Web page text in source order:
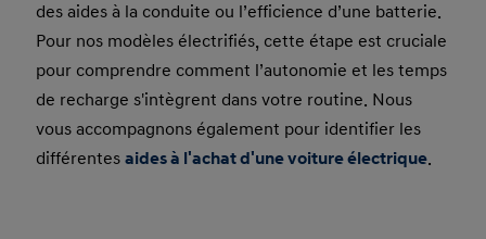
des aides à la conduite ou l’efficience d’une batterie.
Pour nos modèles électrifiés, cette étape est cruciale
pour comprendre comment l’autonomie et les temps
de recharge s'intègrent dans votre routine. Nous
vous accompagnons également pour identifier les
différentesaides à l'achat d'une voiture électrique.